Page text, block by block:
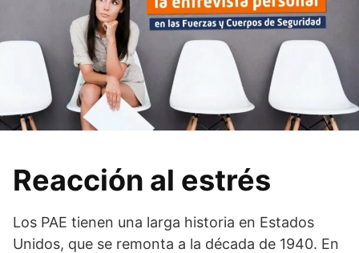
Reacción al estrés
Los PAE tienen una larga historia en Estados
Unidos, que se remonta a la década de 1940. En